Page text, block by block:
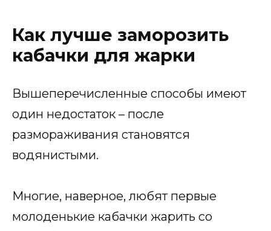
Как лучше заморозить
кабачки для жарки
Вышеперечисленные способы имеют
один недостаток – после
размораживания становятся
водянистыми.
Многие, наверное, любят первые
молоденькие кабачки жарить со